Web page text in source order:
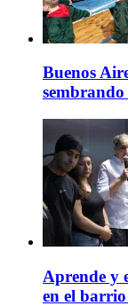
Buenos
Aprende y
en el barrio